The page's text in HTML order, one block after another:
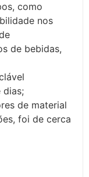
como
nos
de bebidas,
dias;
de material
foi de cerca